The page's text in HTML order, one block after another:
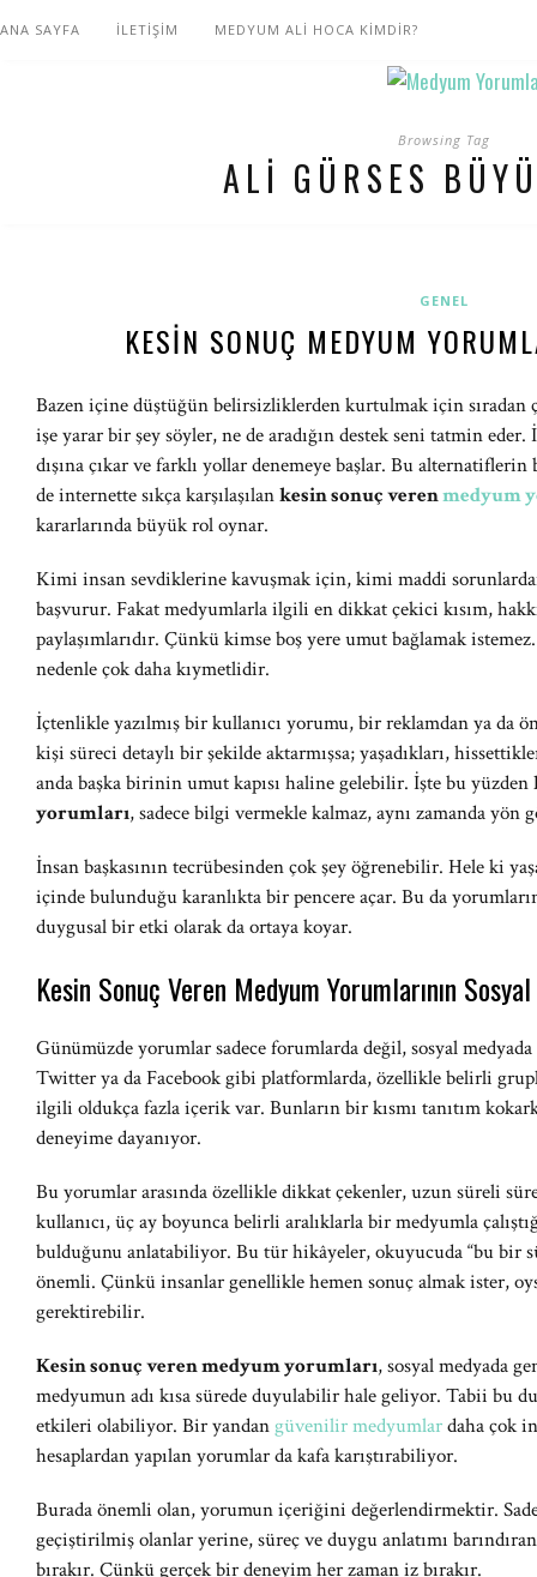
ANA SAYFA İLETİŞİM MEDYUM ALİ HOCA KİMDİR?
Browsing Tag
ALI GÜRSES
GENEL
KESIN SONUÇ MEDYUM
Bazen içine düştüğün belirsizliklerden kurtulmak için sıradan
işe yarar bir şey söyler, ne de aradığın destek seni tatmin eder.
dışına çıkar ve farklı yollar denemeye başlar. Bu alternatiflerin
de internette sıkça karşılaşılankesin sonuç verenmedyum
kararlarında büyük rol oynar.
Kimi insan sevdiklerine kavuşmak için, kimi maddi
başvurur. Fakat medyumlarla ilgili en dikkat çekici kısım,
paylaşımlarıdır. Çünkü kimse boş yere umut bağlamak
nedenle çok daha kıymetlidir.
İçtenlikle yazılmış bir kullanıcı yorumu, bir reklamdan ya da
kişi süreci detaylı bir şekilde aktarmışsa; yaşadıkları,
anda başka birinin umut kapısı haline gelebilir. İşte bu yüzden
yorumları, sadece bilgi vermekle kalmaz, aynı zamanda yön
İnsan başkasının tecrübesinden çok şey öğrenebilir. Hele ki
içinde bulunduğu karanlıkta bir pencere açar. Bu da
duygusal bir etki olarak da ortaya koyar.
Kesin Sonuç Veren Medyum Yorumlarının
Günümüzde yorumlar sadece forumlarda değil, sosyal medyada
Twitter ya da Facebook gibi platformlarda, özellikle belirli
ilgili oldukça fazla içerik var. Bunların bir kısmı tanıtım
deneyime dayanıyor.
Bu yorumlar arasında özellikle dikkat çekenler, uzun süreli
kullanıcı, üç ay boyunca belirli aralıklarla bir medyumla
bulduğunu anlatabiliyor. Bu tür hikâyeler, okuyucuda “bu bir
önemli. Çünkü insanlar genellikle hemen sonuç almak ister,
gerektirebilir.
Kesin sonuç veren medyum yorumları, sosyal medyada
medyumun adı kısa sürede duyulabilir hale geliyor. Tabii bu
etkileri olabiliyor. Bir yandan güvenilir medyumlardaha çok
hesaplardan yapılan yorumlar da kafa karıştırabiliyor.
Burada önemli olan, yorumun içeriğini değerlendirmektir.
geçiştirilmiş olanlar yerine, süreç ve duygu anlatımı
bırakır. Çünkü gerçek bir deneyim her zaman iz bırakır.